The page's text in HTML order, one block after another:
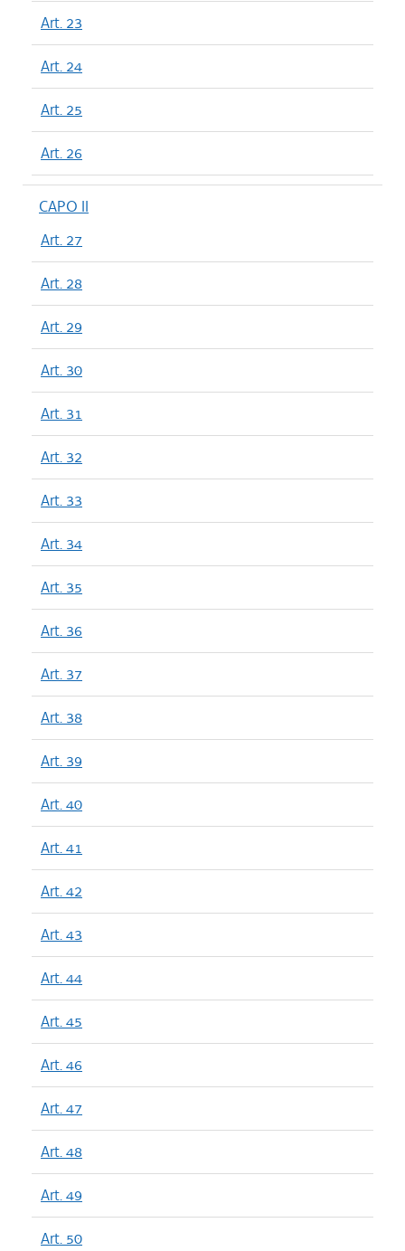
Art. 23
Art. 24
Art. 25
Art. 26
CAPO II
Art. 27
Art. 28
Art. 29
Art. 30
Art. 31
Art. 32
Art. 33
Art. 34
Art. 35
Art. 36
Art. 37
Art. 38
Art. 39
Art. 40
Art. 41
Art. 42
Art. 43
Art. 44
Art. 45
Art. 46
Art. 47
Art. 48
Art. 49
Art. 50